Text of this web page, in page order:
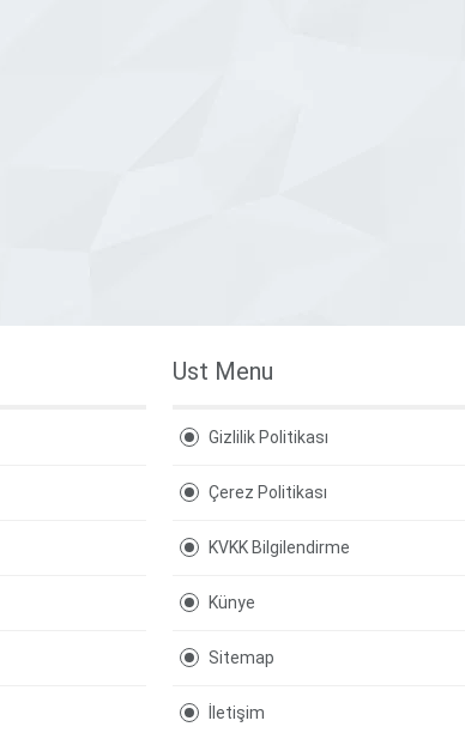
Ust Menu
Gizlilik Politikası
Çerez Politikası
KVKK Bilgilendirme
Künye
Sitemap
İletişim